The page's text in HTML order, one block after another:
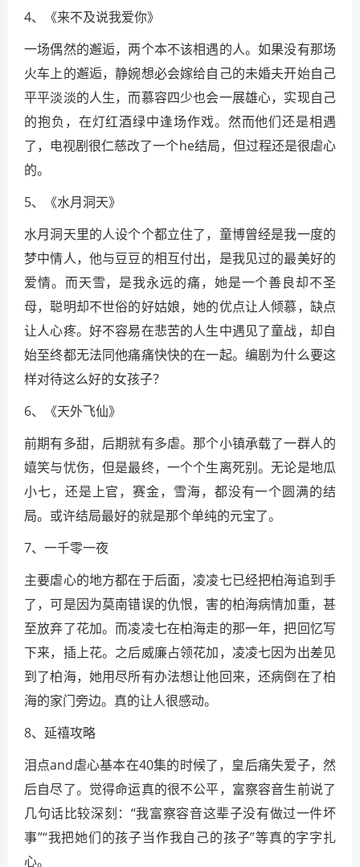
4、《来不及说我爱你》
一场偶然的邂逅，两个本不该相遇的人。如果没有那场
火车上的邂逅，静婉想必会嫁给自己的未婚夫开始自己
平平淡淡的人生，而慕容四少也会一展雄心，实现自己
的抱负，在灯红酒绿中逢场作戏。然而他们还是相遇
了，电视剧很仁慈改了一个he结局，但过程还是很虐心
的。
5、《水月洞天》
水月洞天里的人设个个都立住了，童博曾经是我一度的
梦中情人，他与豆豆的相互付出，是我见过的最美好的
爱情。而天雪，是我永远的痛，她是一个善良却不圣
母，聪明却不世俗的好姑娘，她的优点让人倾慕，缺点
让人心疼。好不容易在悲苦的人生中遇见了童战，却自
始至终都无法同他痛痛快快的在一起。编剧为什么要这
样对待这么好的女孩子？
6、《天外飞仙》
前期有多甜，后期就有多虐。那个小镇承载了一群人的
嬉笑与忧伤，但是最终，一个个生离死别。无论是地瓜
小七，还是上官，赛金，雪海，都没有一个圆满的结
局。或许结局最好的就是那个单纯的元宝了。
7、一千零一夜
主要虐心的地方都在于后面，凌凌七已经把柏海追到手
了，可是因为莫南错误的仇恨，害的柏海病情加重，甚
至放弃了花加。而凌凌七在柏海走的那一年，把回忆写
下来，插上花。之后威廉占领花加，凌凌七因为出差见
到了柏海，她用尽所有办法想让他回来，还病倒在了柏
海的家门旁边。真的让人很感动。
8、延禧攻略
泪点and虐心基本在40集的时候了，皇后痛失爱子，然
后自尽了。觉得命运真的很不公平，富察容音生前说了
几句话比较深刻：“我富察容音这辈子没有做过一件坏
事”“我把她们的孩子当作我自己的孩子”等真的字字扎
心。